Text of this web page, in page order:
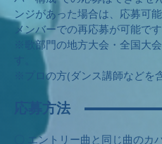
ンジがあった場合は、応募可
メンバーでの再応募が可能です
※歌部門の地方大会・全国大
※プロの方(ダンス講師などを
応募方法
〇 エントリー曲と同じ曲のカ